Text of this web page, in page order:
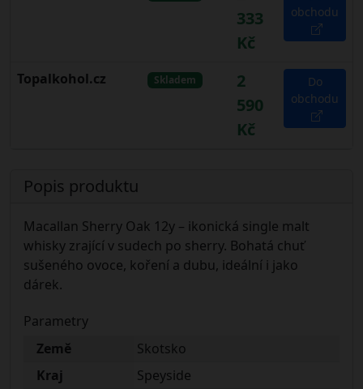
333
Kč
obchodu
Topalkohol.cz Skladem
2
590
Kč
Do
obchodu
Popis produktu
Macallan Sherry Oak 12y – ikonická single malt
whisky zrající v sudech po sherry. Bohatá chuť
sušeného ovoce, koření a dubu, ideální i jako
dárek.
Parametry
Země
Skotsko
Kraj
Speyside